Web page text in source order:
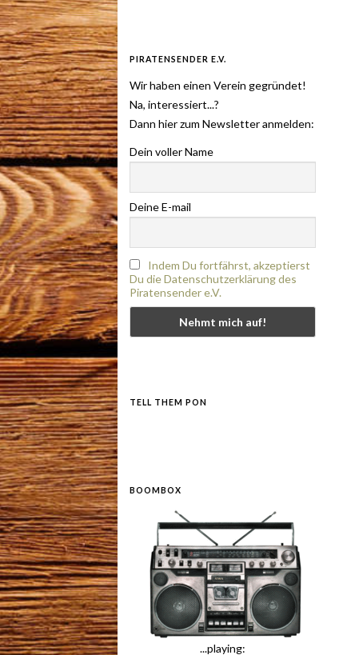
PIRATENSENDER E.V.
Wir haben einen Verein gegründet!
Na, interessiert...?
Dann hier zum Newsletter anmelden:
Dein voller Name
Deine E-mail
Indem Du fortfährst, akzeptierst
Du die Datenschutzerklärung des
Piratensender e.V.
TELL THEM PON
BOOMBOX
...playing: